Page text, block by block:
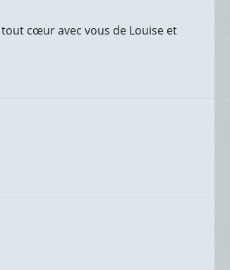
cœur avec vous de Louise et